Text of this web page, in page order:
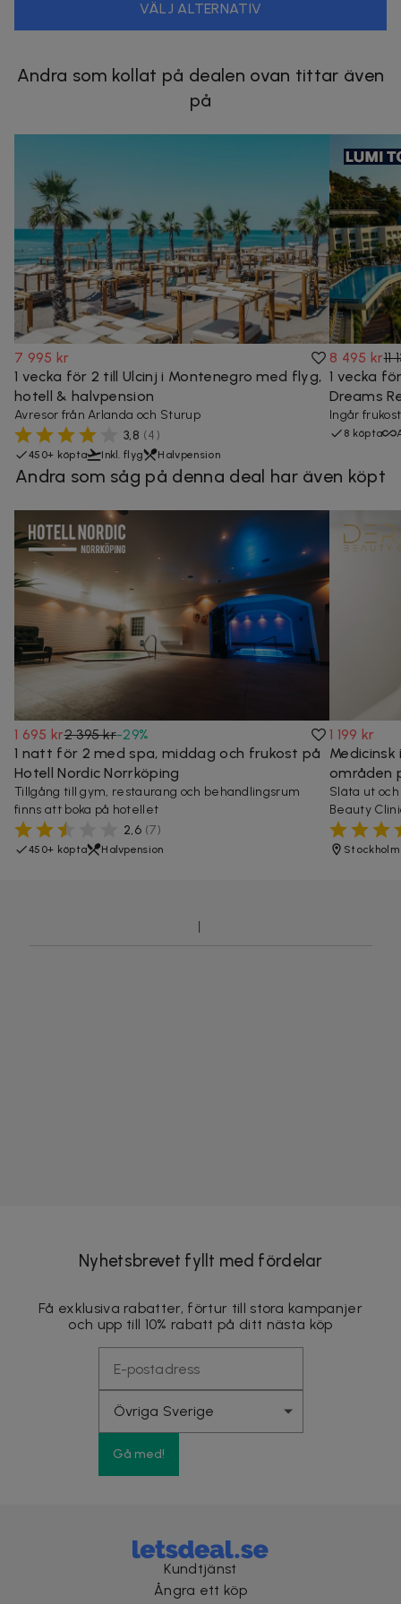
VÄLJ ALTERNATIV
Andra som kollat på dealen ovan tittar även
på
7 995 kr
1 vecka för 2 till Ulcinj i Montenegro med flyg,
hotell & halvpension
Avresor från Arlanda och Sturup
3,8 (4)
450+ köpta Inkl. flyg Halvpension
8 495 kr11
1 vecka
Dreams
Ingår
8 köpta
Andra som såg på denna deal har även köpt
1 695 kr2 395 kr-29%
1 natt för 2 med spa, middag och frukost på
Hotell Nordic Norrköping
Tillgång till gym, restaurang och behandlingsrum
finns att boka på hotellet
2,6 (7)
450+ köpta Halvpension
1 199 kr
områden
Släta ut
Beauty
Stockholm
Nyhetsbrevet fyllt med fördelar
Få exklusiva rabatter, förtur till stora kampanjer
och upp till 10% rabatt på ditt nästa köp
Gå med!
Kundtjänst
Ångra ett köp